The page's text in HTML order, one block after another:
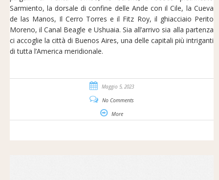
Sarmiento, la dorsale di confine delle Ande con il Cile, la Cueva
de las Manos, Il Cerro Torres e il Fitz Roy, il ghiacciaio Perito
Moreno, il Canal Beagle e Ushuaia. Sia all’arrivo sia alla partenza
ci accoglie la città di Buenos Aires, una delle capitali più intriganti
di tutta l’America meridionale.
Maggio 5, 2023
No Comments
More